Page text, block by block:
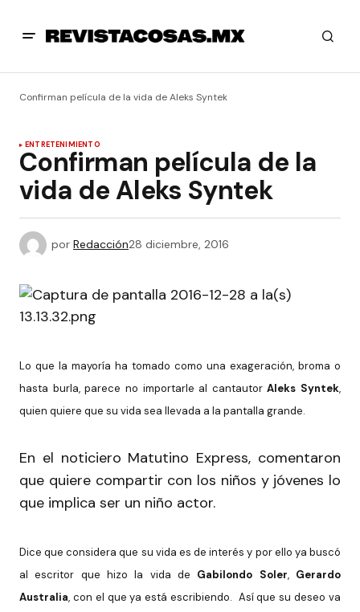
Confirman película de la vida de Aleks Syntek
ENTRETENIMIENTO
Confirman película de la
vida de Aleks Syntek
por Redacción28 diciembre, 2016
Lo que la mayoría ha tomado como una exageración, broma o
hasta burla, parece no importarle al cantautorAleks Syntek,
quien quiere que su vida sea llevada a la pantalla grande.
En el noticiero Matutino Express, comentaron
que quiere compartir con los niños y jóvenes lo
que implica ser un niño actor.
Dice que considera que su vida es de interés y por ello ya buscó
al escritor que hizo la vida de Gabilondo Soler, Gerardo
Australia, con el que ya está escribiendo. Así que su deseo va